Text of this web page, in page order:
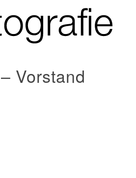
Vorstand